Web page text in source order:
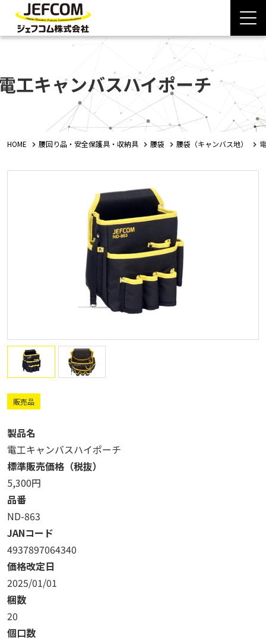
工キャンバスハイポーチ
HOME 腰回り品・安全保護具・収納具 腰袋 腰袋（キャンバス地）
販売品
製品名
電工キャンバスハイポーチ
標準販売価格（税抜）
5,300円
品番
ND-863
JANコード
4937897064340
価格改定日
2025/01/01
梱数
20
個口数